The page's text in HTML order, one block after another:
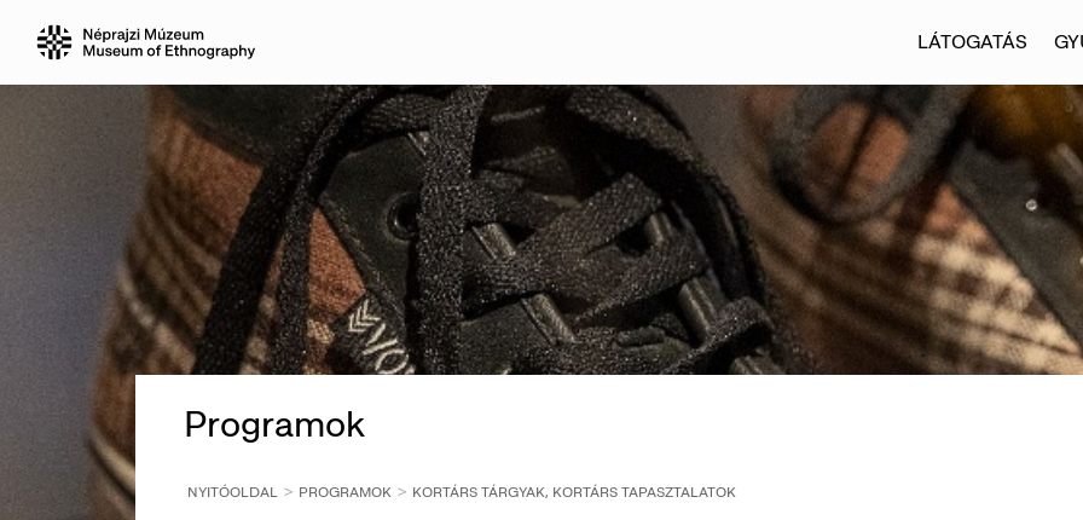
LÁTOGATÁS
Programok
NYITÓOLDAL PROGRAMOK KORTÁRS TÁRGYAK, KORTÁRS TAPASZTALATOK